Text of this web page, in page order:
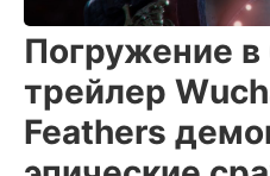
Погружение
трейлер
Feathers